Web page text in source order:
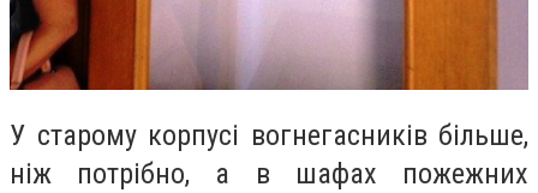
У старому корпусі вогнегасників більше,
ніж потрібно, а в шафах пожежних